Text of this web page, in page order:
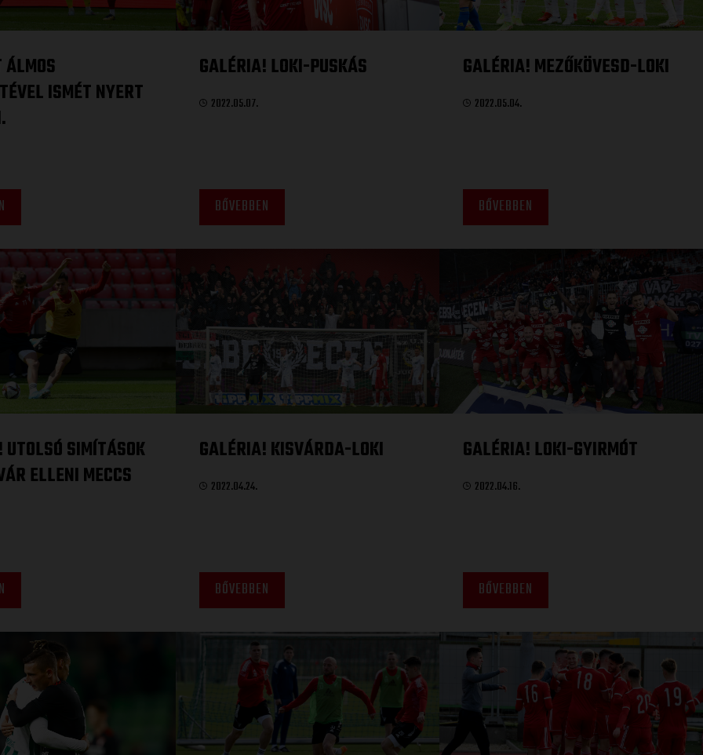
ISMÉT NYERT
GALÉRIA! LOKI-PUSKÁS
2022.05.07.
BŐVEBBEN
GALÉRIA! MEZŐKÖVESD-LOKI
2022.05.04.
BŐVEBBEN
SIMÍTÁSOK
ELLENI MECCS
GALÉRIA! KISVÁRDA-LOKI
2022.04.24.
BŐVEBBEN
GALÉRIA! LOKI-GYIRMÓT
2022.04.16.
BŐVEBBEN